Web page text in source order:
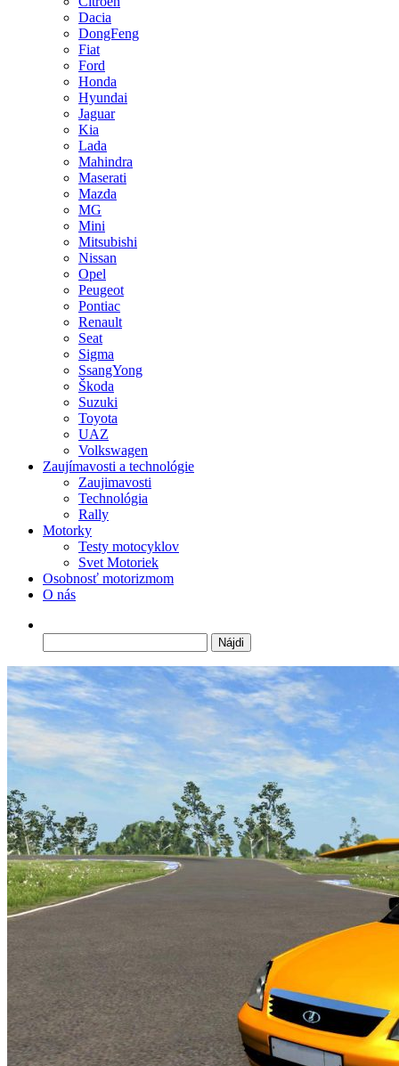
Dacia
DongFeng
Fiat
Ford
Honda
Hyundai
Jaguar
Kia
Lada
Mahindra
Maserati
Mazda
MG
Mini
Mitsubishi
Nissan
Opel
Peugeot
Pontiac
Renault
Seat
Sigma
SsangYong
Škoda
Suzuki
Toyota
UAZ
Volkswagen
Zaujímavosti a technológie
Zaujimavosti
Technológia
Rally
Motorky
Testy motocyklov
Svet Motoriek
Osobnosť motorizmom
O nás